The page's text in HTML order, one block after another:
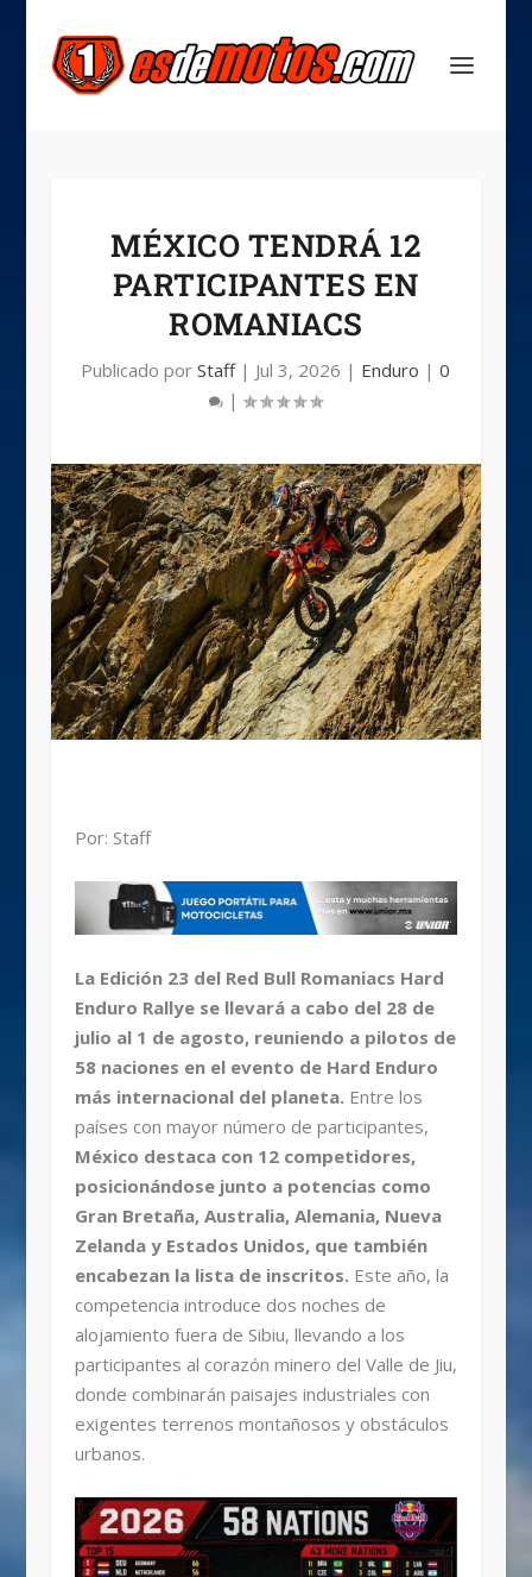
MÉXICO TENDRÁ 12
PARTICIPANTES EN
ROMANIACS
Publicado porStaff| Jul 3, 2026 | Enduro |0
|
Por: Staff
La Edición 23 del Red Bull Romaniacs Hard
Enduro Rallye se llevará a cabo del 28 de
julio al 1 de agosto, reuniendo a pilotos de
58 naciones en el evento de Hard Enduro
más internacional del planeta. Entre los
países con mayor número de participantes,
México destaca con 12 competidores,
posicionándose junto a potencias como
Gran Bretaña, Australia, Alemania, Nueva
Zelanda y Estados Unidos, que también
encabezan la lista de inscritos. Este año, la
competencia introduce dos noches de
alojamiento fuera de Sibiu, llevando a los
participantes al corazón minero del Valle de Jiu,
donde combinarán paisajes industriales con
exigentes terrenos montañosos y obstáculos
urbanos.